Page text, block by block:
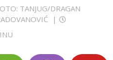
TANJUG/DRAGAN
|